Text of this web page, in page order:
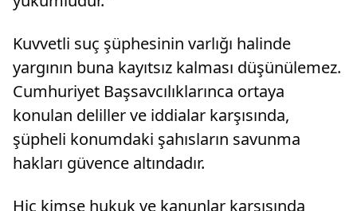
Kuvvetli suç şüphesinin varlığı halinde
yargının buna kayıtsız kalması düşünülemez.
Cumhuriyet Başsavcılıklarınca ortaya
konulan deliller ve iddialar karşısında,
şüpheli konumdaki şahısların savunma
hakları güvence altındadır.
Hiç kimse hukuk ve kanunlar karşısında